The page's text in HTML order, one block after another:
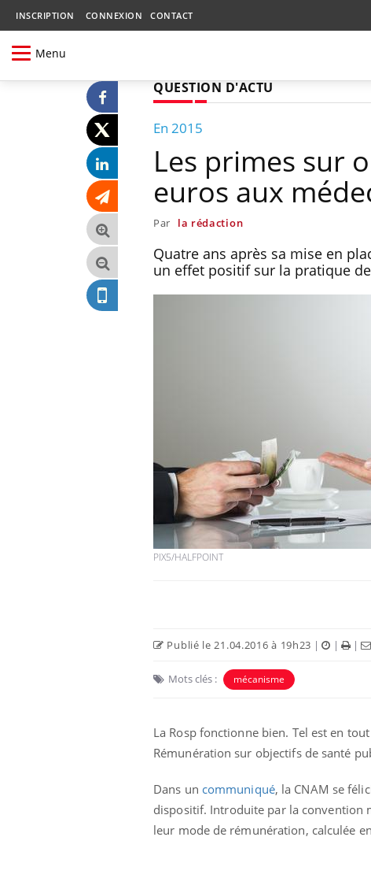
INSCRIPTION CONNEXION CONTACT
Menu
QUESTION D'ACTU
En 2015
Les primes sur
euros aux
Par la rédaction
Quatre ans après sa mise en
un effet positif sur la pratique
PIX5/HALFPOINT
Publié le 21.04.2016 à 19h23 | | |
Mots clés : mécanisme
La Rosp fonctionne bien. Tel est en
Rémunération sur objectifs de santé
Dans un communiqué, la CNAM se
dispositif. Introduite par la convention
leur mode de rémunération, calculée